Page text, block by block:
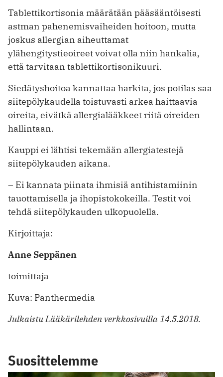
Tablettikortisonia määrätään pääsääntöisesti
astman pahenemisvaiheiden hoitoon, mutta
joskus allergian aiheuttamat
ylähengitystieoireet voivat olla niin hankalia,
että tarvitaan tablettikortisonikuuri.
Siedätyshoitoa kannattaa harkita, jos potilas saa
siitepölykaudella toistuvasti arkea haittaavia
oireita, eivätkä allergialääkkeet riitä oireiden
hallintaan.
Kauppi ei lähtisi tekemään allergiatestejä
siitepölykauden aikana.
– Ei kannata piinata ihmisiä antihistamiinin
tauottamisella ja ihopistokokeilla. Testit voi
tehdä siitepölykauden ulkopuolella.
Kirjoittaja:
Anne Seppänen
toimittaja
Kuva: Panthermedia
Julkaistu Lääkärilehden verkkosivuilla 14.5.2018.
Suosittelemme